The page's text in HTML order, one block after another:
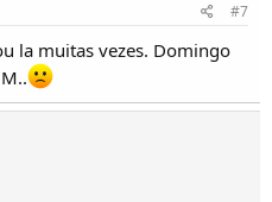
#7
la muitas vezes. Domingo